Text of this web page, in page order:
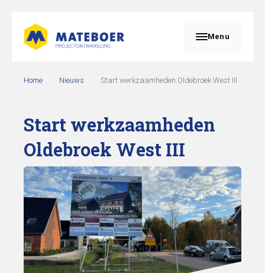
Menu
Home Nieuws Start werkzaamheden Oldebroek West III
Start werkzaamheden
Oldebroek West III